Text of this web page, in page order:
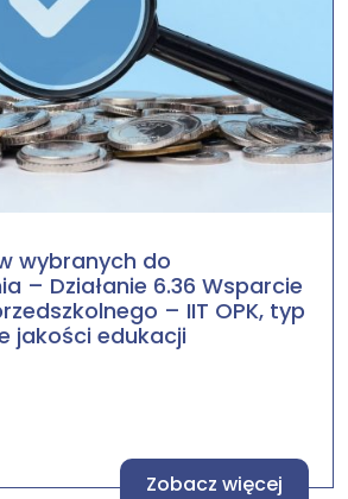
wybranych do
– Działanie 6.36 Wsparcie
– IIT OPK, typ
jakości edukacji
Zobacz więcej